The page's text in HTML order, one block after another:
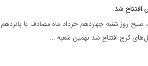
افتتاح شد
روز شنبه چهاردهم خرداد ماه مصادف با پانزدهم
کرج افتتاح شد نهمین شعبه ...